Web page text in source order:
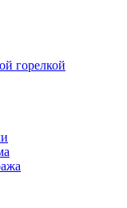
горелкой